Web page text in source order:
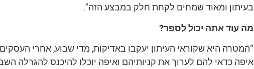
בעיתון ומאוד שמחים לקחת חלק במבצע הזה”.
מה עוד אתה יכול לספר?
“המטרה היא שקוראי העיתון יעקבו באדיקות, מדי שבוע, אחרי
איפה כדאי להם לערוך את קניותיהם ואיפה יוכלו להיכנס להגרלה